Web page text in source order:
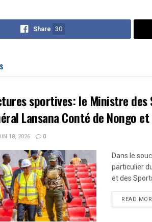
Share 30
sportives: le Ministre
Lansana Conté de Nongo
18, 2026 0
Dans le
particulier
et des
READ